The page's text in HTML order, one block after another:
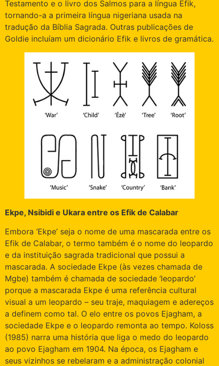
Testamento e o livro dos Salmos para a língua Efik,
tornando-a a primeira língua nigeriana usada na
tradução da Bíblia Sagrada. Outras publicações de
Goldie incluíam um dicionário Efik e livros de gramática.
Ekpe, Nsibidi e Ukara entre os Efik de Calabar
Embora ‘Ekpe’ seja o nome de uma mascarada entre os
Efik de Calabar, o termo também é o nome do leopardo
e da instituição sagrada tradicional que possui a
mascarada. A sociedade Ekpe (às vezes chamada de
Mgbe) também é chamada de sociedade ‘leopardo’
porque a mascarada Ekpe é uma referência cultural
visual a um leopardo – seu traje, maquiagem e adereços
a definem como tal. O elo entre os povos Ejagham, a
sociedade Ekpe e o leopardo remonta ao tempo. Koloss
(1985) narra uma história que liga o medo do leopardo
ao povo Ejagham em 1904. Na época, os Ejagham e
seus vizinhos se rebelaram e a administração colonial